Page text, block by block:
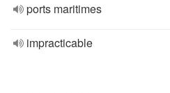
ports maritimes
impracticable